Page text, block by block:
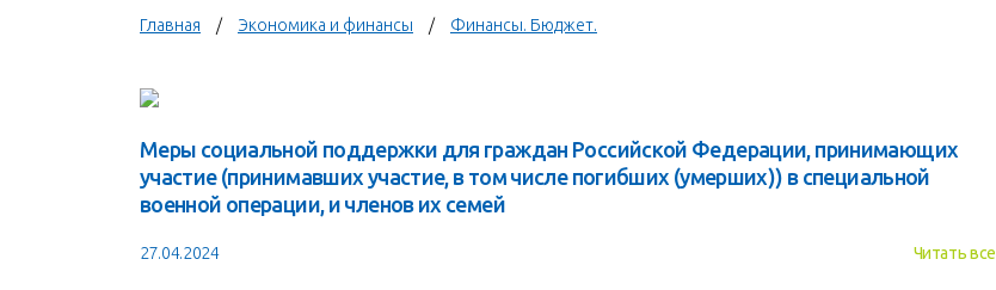
Главная Экономика и финансы Финансы. Бюджет.
Меры социальной поддержки для граждан Российской Федерации, принимающих
участие (принимавших участие, в том числе погибших (умерших)) в специальной
военной операции, и членов их семей
27.04.2024 Читать все